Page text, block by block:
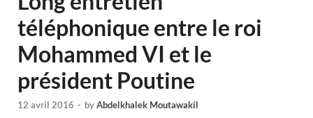
téléphonique entre le roi
Mohammed VI et le
président Poutine
12 avril 2016 - byAbdelkhalek Moutawakil